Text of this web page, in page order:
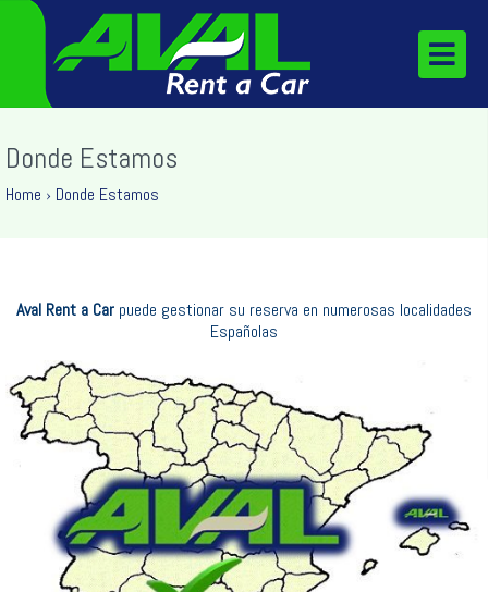
Donde Estamos
Home › Donde Estamos
Aval Rent a Car puede gestionar su reserva en numerosas localidades
Españolas